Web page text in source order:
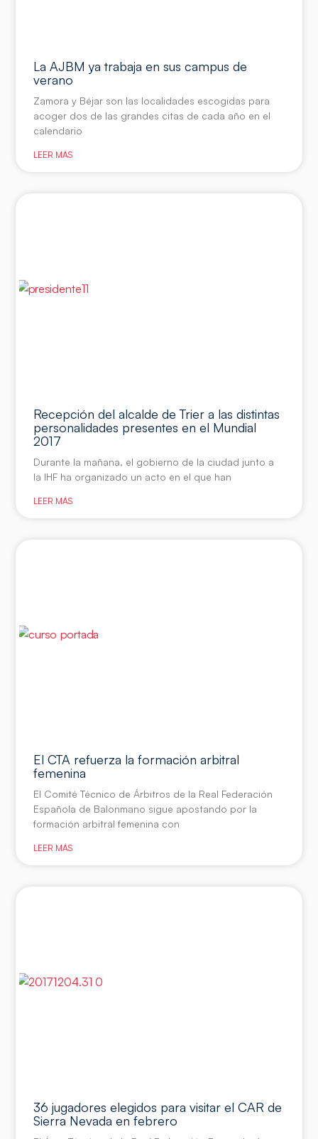
La AJBM ya trabaja en sus campus de
verano
Zamora y Béjar son las localidades escogidas para
acoger dos de las grandes citas de cada año en el
calendario
LEER MÁS
Recepción del alcalde de Trier a las distintas
personalidades presentes en el Mundial
2017
Durante la mañana, el gobierno de la ciudad junto a
la IHF ha organizado un acto en el que han
LEER MÁS
El CTA refuerza la formación arbitral
femenina
El Comité Técnico de Árbitros de la Real Federación
Española de Balonmano sigue apostando por la
formación arbitral femenina con
LEER MÁS
36 jugadores elegidos para visitar el CAR de
Sierra Nevada en febrero